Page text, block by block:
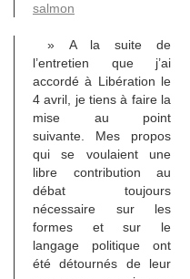
salmon
» A la suite de
l’entretien que j’ai
accordé à Libération le
4 avril, je tiens à faire la
mise au point
suivante. Mes propos
qui se voulaient une
libre contribution au
débat toujours
nécessaire sur les
formes et sur le
langage politique ont
été détournés de leur